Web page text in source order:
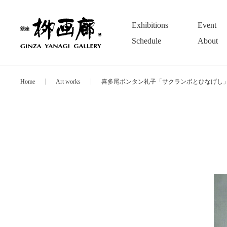
Exhibitions
Event
Schedule
About
Home Art works 喜多尾ボンタン礼子「サクランボとひなげし